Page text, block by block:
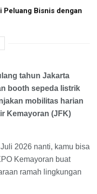
Peluang Bisnis dengan
tahun Jakarta
booth sepeda listrik
mobilitas harian
Kemayoran (JFK)
2026 nanti, kamu bisa
Kemayoran buat
ramah lingkungan